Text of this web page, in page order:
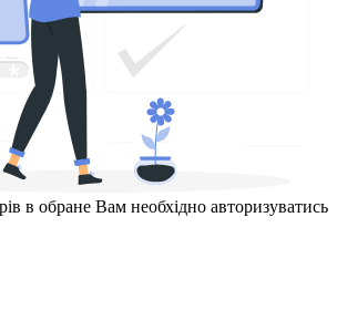
в обране Вам необхідно авторизуватись